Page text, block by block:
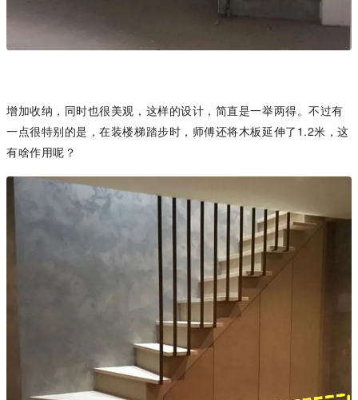
增加收纳，同时也很美观，这样的设计，简直是一举两得。不过有
一点很特别的是，在装楼梯踏步时，师傅还将木板延伸了1.2米，这
有啥作用呢？